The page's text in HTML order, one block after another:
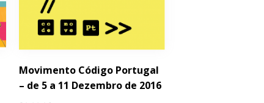
Movimento Código Portugal
– de 5 a 11 Dezembro de 2016